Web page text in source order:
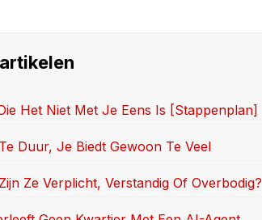
Het Niet Met Je Eens Is [stappenplan]
Duur, Je Biedt Gewoon Te Veel
Ze Verplicht, Verstandig Of Overbodig?